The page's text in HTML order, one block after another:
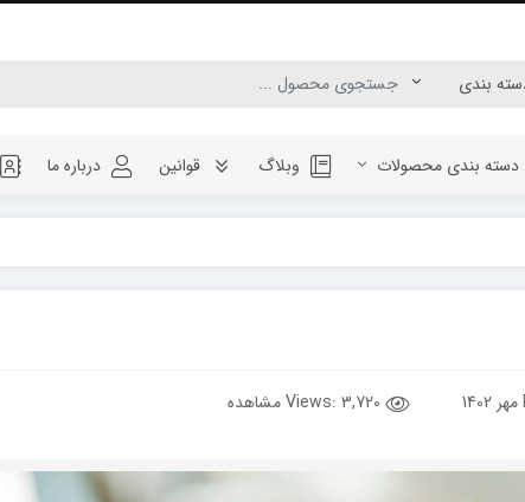
دسته بندی محصولات وبلاگ قوانین درباره ما
3,720 مشاهده